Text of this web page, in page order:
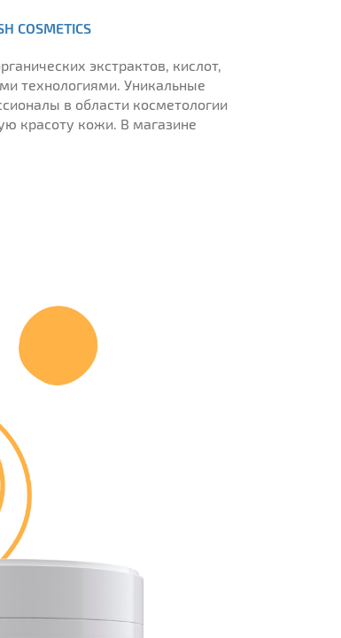
COSMETICS
экстрактов, кислот,
технологиями. Уникальные
в области косметологии
красоту кожи. В магазине